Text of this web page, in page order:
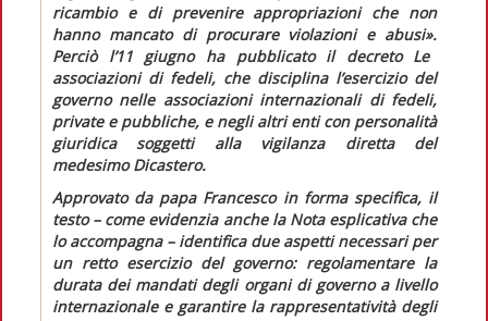
ricambio e di prevenire appropriazioni che non
hanno mancato di procurare violazioni e abusi».
Perciò l’11 giugno ha pubblicato il decretoLe
associazioni di fedeli, che disciplina l’esercizio del
governo nelle associazioni internazionali di fedeli,
private e pubbliche, e negli altri enti con personalità
giuridica soggetti alla vigilanza diretta del
medesimo Dicastero.
Approvato da papa Francesco in forma specifica, il
testo – come evidenzia anche la Nota esplicativache
lo accompagna – identifica due aspetti necessari per
un retto esercizio del governo: regolamentare la
durata dei mandati degli organi di governo a livello
internazionale e garantire la rappresentatività degli